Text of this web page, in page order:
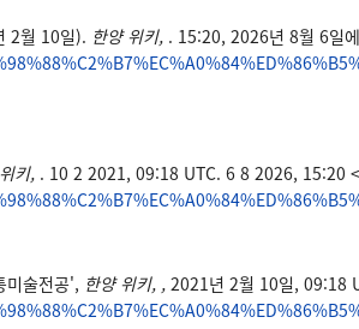
2월 10일). 한양 위키, . 15:20, 2026년 8월 6일
키, . 10 2 2021, 09:18 UTC. 6 8 2026, 15:20 <
미술전공', 한양 위키, , 2021년 2월 10일, 09:18